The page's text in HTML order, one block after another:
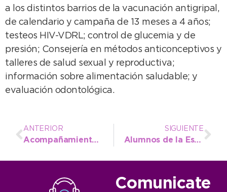
a los distintos barrios de la vacunación antigripal,
de calendario y campaña de 13 meses a 4 años;
testeos HIV-VDRL; control de glucemia y de
presión; Consejería en métodos anticonceptivos y
talleres de salud sexual y reproductiva;
información sobre alimentación saludable; y
evaluación odontológica.
ANTERIOR
Acompañamiento a las necesidades del Centro de Jubilados del Barrio 9 de Julio
SIGUIENTE
Alumnos de la Escuela 10 visitaron el Archivo Municipal de la Memoria
Comunicate